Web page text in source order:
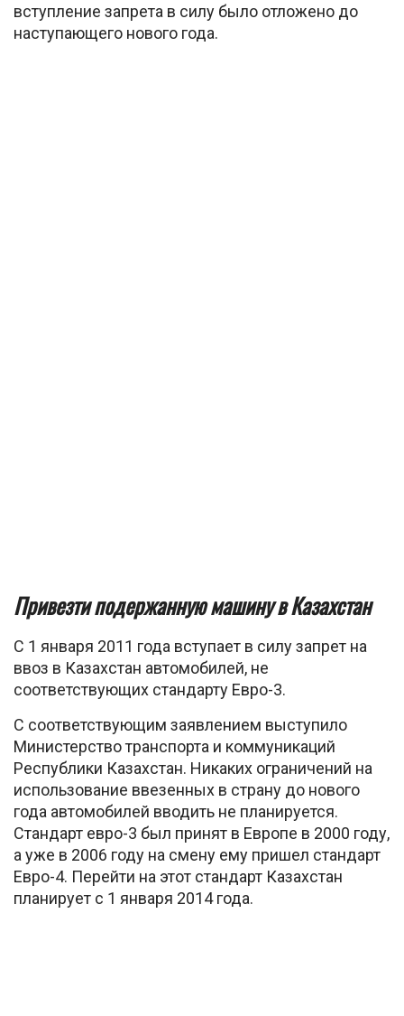
вступление запрета в силу было отложено до
наступающего нового года.
Привезти подержанную машину в Казахстан
С 1 января 2011 года вступает в силу запрет на
ввоз в Казахстан автомобилей, не
соответствующих стандарту Евро-3.
С соответствующим заявлением выступило
Министерство транспорта и коммуникаций
Республики Казахстан. Никаких ограничений на
использование ввезенных в страну до нового
года автомобилей вводить не планируется.
Стандарт евро-3 был принят в Европе в 2000 году,
а уже в 2006 году на смену ему пришел стандарт
Евро-4. Перейти на этот стандарт Казахстан
планирует с 1 января 2014 года.